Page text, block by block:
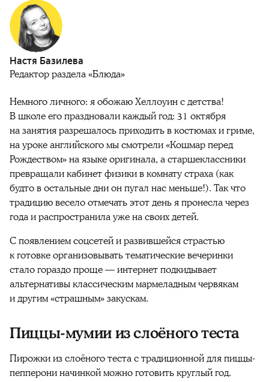
Настя Базилева
Редактор раздела «Блюда»
Немного личного: я обожаю Хеллоуин с детства!
В школе его праздновали каждый год: 31 октября
на занятия разрешалось приходить в костюмах и гриме,
на уроке английского мы смотрели «Кошмар перед
Рождеством» на языке оригинала, а старшеклассники
превращали кабинет физики в комнату страха (как
будто в остальные дни он пугал нас меньше!). Так что
традицию весело отмечать этот день я пронесла через
года и распространила уже на своих детей.
С появлением соцсетей и развившейся страстью
к готовке организовывать тематические вечеринки
стало гораздо проще — интернет подкидывает
альтернативы классическим мармеладным червякам
и другим «страшным» закускам.
Пиццы-мумии из слоёного теста
Пирожки из слоёного теста с традиционной для пиццы-
пепперони начинкой можно готовить круглый год.